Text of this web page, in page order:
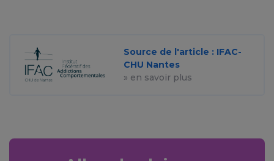
Source de l'article : IFAC-
CHU Nantes
» en savoir plus